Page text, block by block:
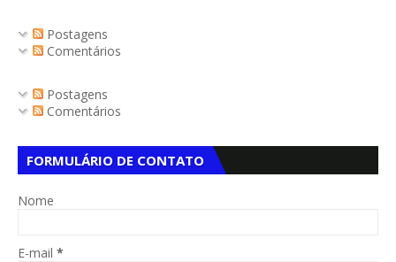
Postagens
Comentários
Postagens
Comentários
FORMULÁRIO DE CONTATO
Nome
E-mail *